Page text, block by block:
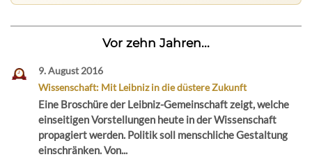
Vor zehn Jahren...
9. August 2016
Wissenschaft: Mit Leibniz in die düstere Zukunft
Eine Broschüre der Leibniz-Gemeinschaft zeigt, welche
einseitigen Vorstellungen heute in der Wissenschaft
propagiert werden. Politik soll menschliche Gestaltung
einschränken. Von...